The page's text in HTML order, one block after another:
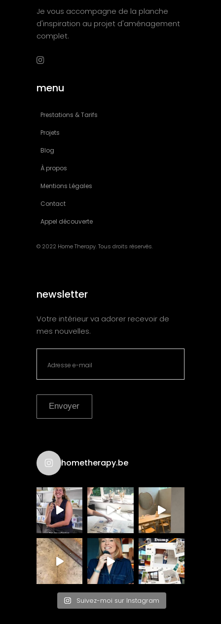
Je vous accompagne de la planche
d'inspiration au projet d'aménagement
complet.
menu
Prestations & Tarifs
Projets
Blog
À propos
Mentions Légales
Contact
Appel découverte
© 2022 Home Therapy. Tous droits réservés.
newsletter
Votre intérieur va adorer recevoir de
mes nouvelles.
Envoyer
hometherapy.be
Suivez-moi sur Instagram